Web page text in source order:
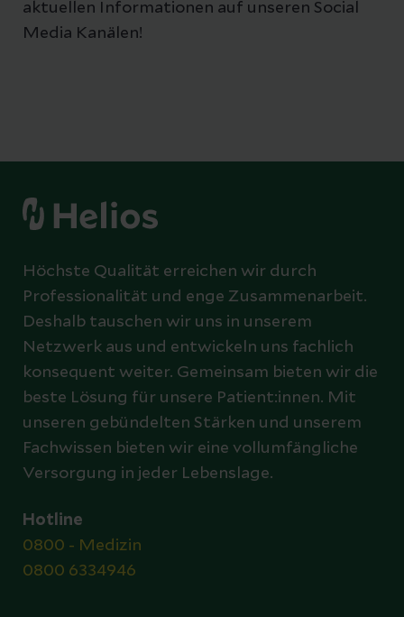
aktuellen Informationen auf unseren Social
Media Kanälen!
Höchste Qualität erreichen wir durch
Professionalität und enge Zusammenarbeit.
Deshalb tauschen wir uns in unserem
Netzwerk aus und entwickeln uns fachlich
konsequent weiter. Gemeinsam bieten wir die
beste Lösung für unsere Patient:innen. Mit
unseren gebündelten Stärken und unserem
Fachwissen bieten wir eine vollumfängliche
Versorgung in jeder Lebenslage.
Hotline
0800 - Medizin
0800 6334946